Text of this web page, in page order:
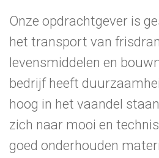
Onze opdrachtgever is
het transport van
levensmiddelen en
bedrijf heeft
hoog in het vaandel
zich naar mooi en
goed onderhouden